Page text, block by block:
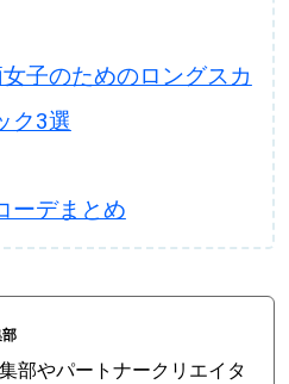
子のためのロングスカ
ク3選
ーデまとめ
部やパートナークリエイタ